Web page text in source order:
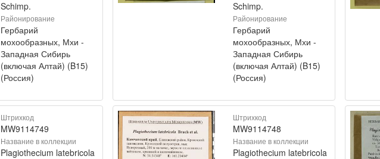
Schimp.
Районирование
Гербарий
мохообразных, Мхи -
Западная Сибирь
(включая Алтай) (B15)
(Россия)
Schimp.
Районирование
Гербарий
мохообразных, Мхи -
Западная Сибирь
(включая Алтай) (B15)
(Россия)
Штрихкод
MW9114749
Название в коллекции
Plagiothecium latebricola
Штрихкод
MW9114748
Название в коллекции
Plagiothecium latebricola